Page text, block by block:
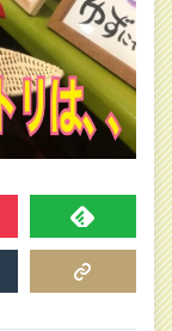
FEEDLY